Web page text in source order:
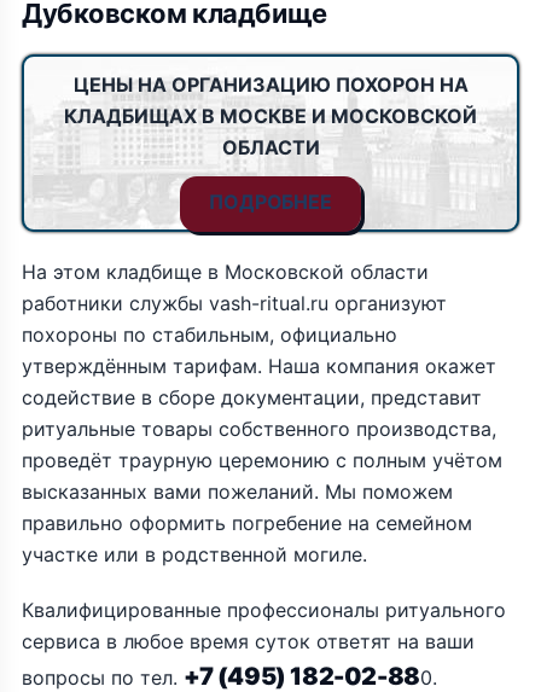
Дубковском кладбище
ЦЕНЫ НА ОРГАНИЗАЦИЮ ПОХОРОН НА
КЛАДБИЩАХ В МОСКВЕ И МОСКОВСКОЙ
ОБЛАСТИ
ПОДРОБНЕЕ
На этом кладбище в Московской области
работники службы vash-ritual.ru организуют
похороны по стабильным, официально
утверждённым тарифам. Наша компания окажет
содействие в сборе документации, представит
ритуальные товары собственного производства,
проведёт траурную церемонию с полным учётом
высказанных вами пожеланий. Мы поможем
правильно оформить погребение на семейном
участке или в родственной могиле.
Квалифицированные профессионалы ритуального
сервиса в любое время суток ответят на ваши
вопросы по тел. +7 (495) 182-02-880.